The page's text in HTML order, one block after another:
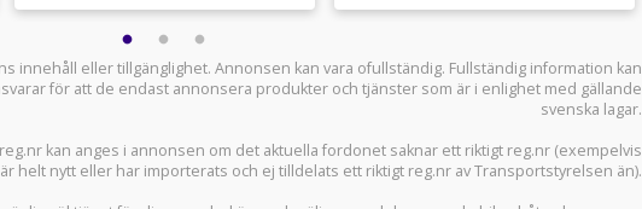
innehåll eller tillgänglighet. Annonsen kan vara ofullständig. Fullständig information kan
för att de endast annonsera produkter och tjänster som är i enlighet med gällande
svenska lagar.
kan anges i annonsen om det aktuella fordonet saknar ett riktigt reg.nr (exempelvis
helt nytt eller har importerats och ej tilldelats ett riktigt reg.nr av Transportstyrelsen än).